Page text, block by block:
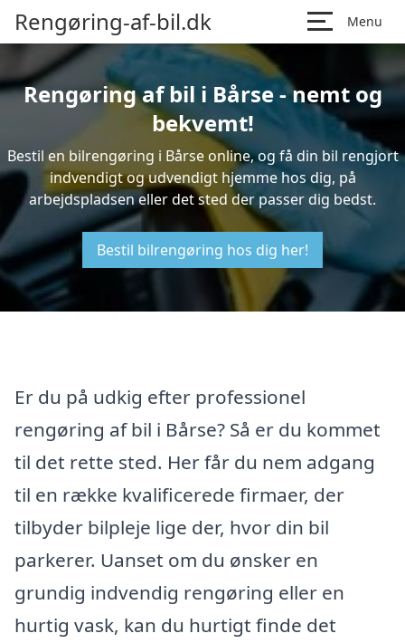
Rengøring-af-bil.dk Menu
Rengøring af bil i Bårse - nemt og
bekvemt!
Bestil en bilrengøring i Bårse online, og få din bil rengjort
indvendigt og udvendigt hjemme hos dig, på
arbejdspladsen eller det sted der passer dig bedst.
Bestil bilrengøring hos dig her!
Er du på udkig efter professionel
rengøring af bil i Bårse? Så er du kommet
til det rette sted. Her får du nem adgang
til en række kvalificerede firmaer, der
tilbyder bilpleje lige der, hvor din bil
parkerer. Uanset om du ønsker en
grundig indvendig rengøring eller en
hurtig vask, kan du hurtigt finde det